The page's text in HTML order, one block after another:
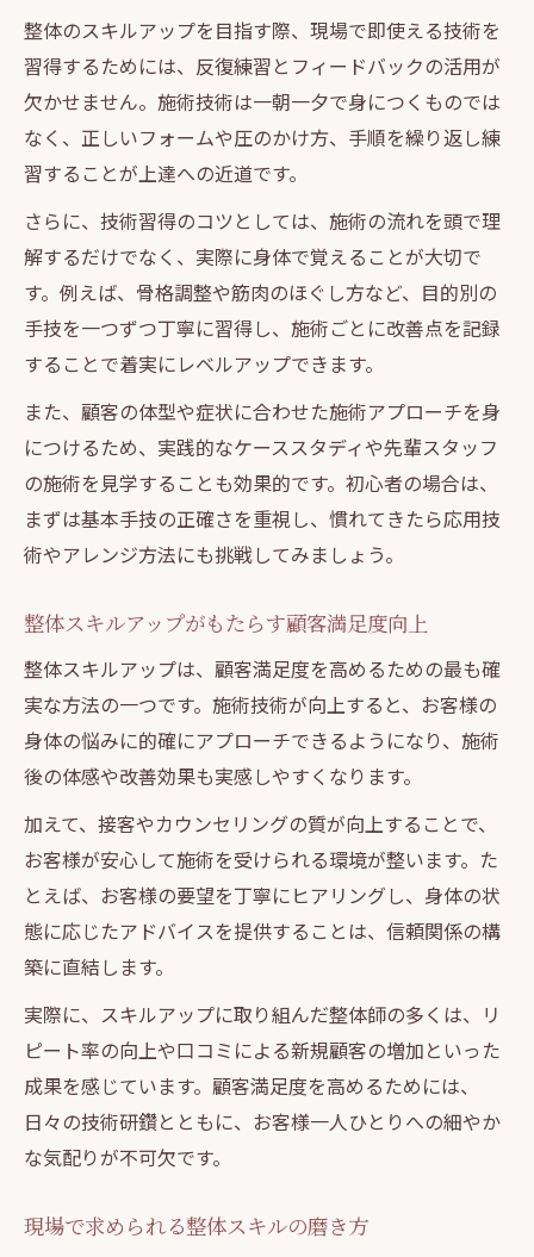
整体スキルアップで身につく接客の極意
マナーと技術が整体師の評価を左右する理
由
NGワードに注意した安全な発信と施術向上のコ
ツ
整体施術で避けたいＮＧワードと安全対策
表現リスク回避が整体師の信頼につながる
理由
整体スキルアップと安全な情報発信の関係
発信時に注意すべき整体師の言葉選びとは
整体現場で実践できる施術向上の工夫
整体師の成長に欠かせない実践的スキル活用法
整体スキルアップに役立つ実践例を紹介
現場で活かせる整体の応用テクニックとは
整体師の成長を加速させるスキル活用術
施術現場で求められる整体力の使い方
整体スキルアップが収益向上に結びつく理
整体のスキルアップを目指す際、現場で即使える技術を
習得するためには、反復練習とフィードバックの活用が
欠かせません。施術技術は一朝一夕で身につくものでは
なく、正しいフォームや圧のかけ方、手順を繰り返し練
習することが上達への近道です。
さらに、技術習得のコツとしては、施術の流れを頭で理
解するだけでなく、実際に身体で覚えることが大切で
す。例えば、骨格調整や筋肉のほぐし方など、目的別の
手技を一つずつ丁寧に習得し、施術ごとに改善点を記録
することで着実にレベルアップできます。
また、顧客の体型や症状に合わせた施術アプローチを身
につけるため、実践的なケーススタディや先輩スタッフ
の施術を見学することも効果的です。初心者の場合は、
まずは基本手技の正確さを重視し、慣れてきたら応用技
術やアレンジ方法にも挑戦してみましょう。
整体スキルアップがもたらす顧客満足度向上
整体スキルアップは、顧客満足度を高めるための最も確
実な方法の一つです。施術技術が向上すると、お客様の
身体の悩みに的確にアプローチできるようになり、施術
後の体感や改善効果も実感しやすくなります。
加えて、接客やカウンセリングの質が向上することで、
お客様が安心して施術を受けられる環境が整います。た
とえば、お客様の要望を丁寧にヒアリングし、身体の状
態に応じたアドバイスを提供することは、信頼関係の構
築に直結します。
実際に、スキルアップに取り組んだ整体師の多くは、リ
ピート率の向上や口コミによる新規顧客の増加といった
成果を感じています。顧客満足度を高めるためには、
日々の技術研鑽とともに、お客様一人ひとりへの細やか
な気配りが不可欠です。
現場で求められる整体スキルの磨き方